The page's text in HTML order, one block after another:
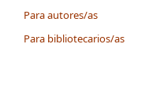
Para autores/as
Para bibliotecarios/as